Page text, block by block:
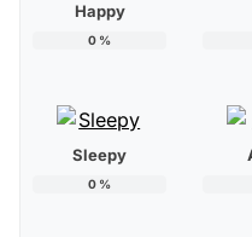
Happy
0 %
Sleepy
0 %